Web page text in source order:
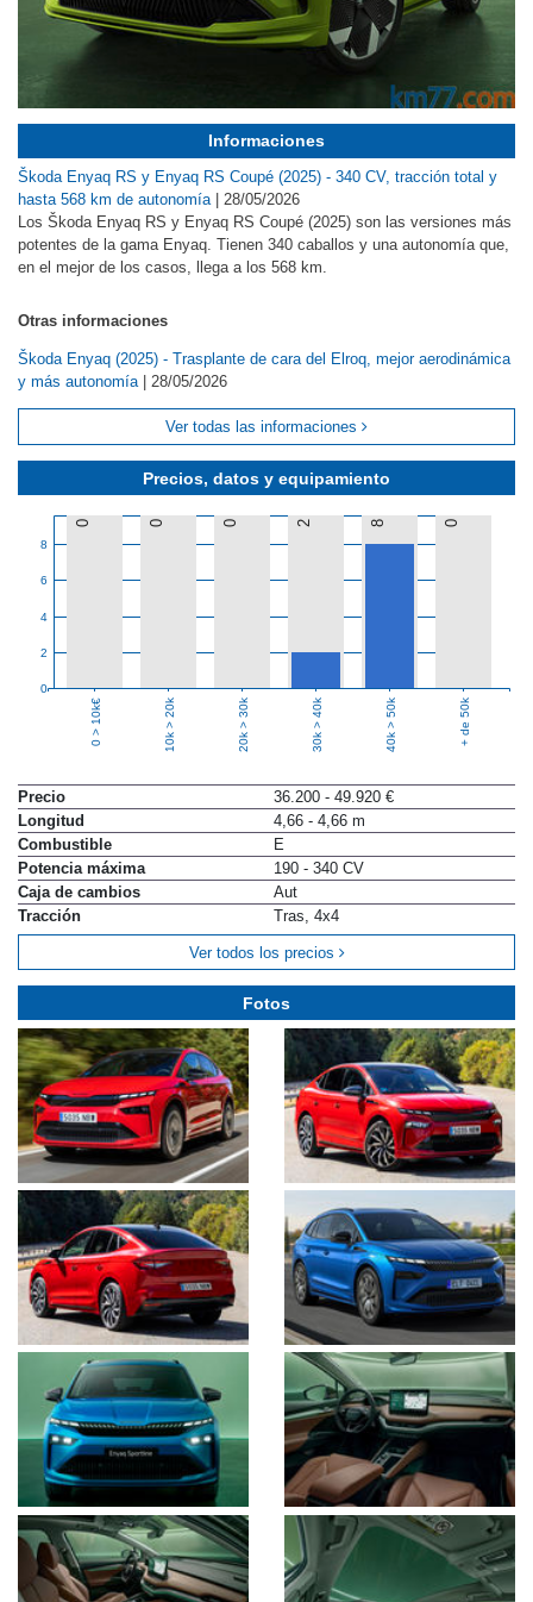
Precios, datos y equipamiento
0
2
4
6
8
0 0 0 2 8 0
0 > 10k€ 10k > 20k 20k > 30k 30k > 40k 40k > 50k + de 50k
Precio
36.200 - 49.920 €
Longitud
4,66 - 4,66 m
Combustible
E
Potencia máxima
190 - 340 CV
Caja de cambios
Aut
Tracción
Tras, 4x4
Ver todos los precios
Informaciones
Škoda Enyaq RS y Enyaq RS Coupé (2025) - 340 CV, tracción total y
hasta 568 km de autonomía
28/05/2026
Los Škoda Enyaq RS y Enyaq RS Coupé (2025) son las versiones más
potentes de la gama Enyaq. Tienen 340 caballos y una autonomía que,
en el mejor de los casos, llega a los 568 km.
Otras informaciones
Škoda Enyaq (2025) - Trasplante de cara del Elroq, mejor aerodinámica
y más autonomía
28/05/2026
Ver todas las informaciones
Fotos